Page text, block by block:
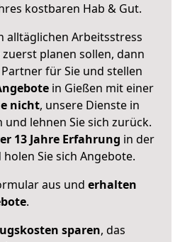
kostbaren Hab & Gut.
alltäglichen Arbeitsstress
planen sollen, dann
für Sie und stellen
in Gießen mit einer
nicht, unsere Dienste in
lehnen Sie sich zurück.
13 Jahre Erfahrung in der
Sie sich Angebote.
aus und erhalten
.
sparen, das